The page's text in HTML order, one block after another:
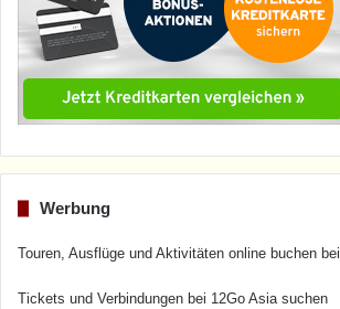
Werbung
Touren, Ausflüge und Aktivitäten online buchen bei
Tickets und Verbindungen bei 12Go Asia suchen